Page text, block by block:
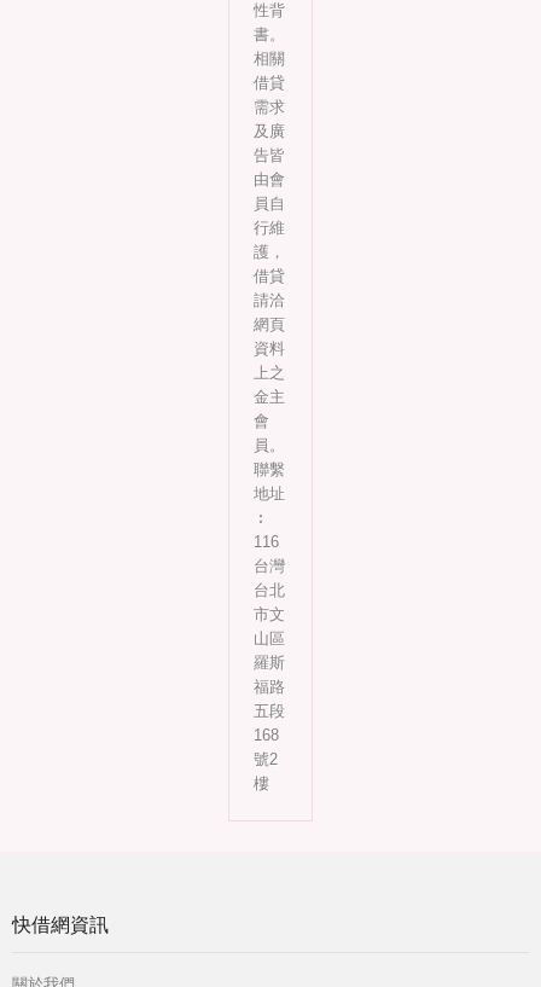
性背
書。
相關
借貸
需求
及廣
告皆
由會
員自
行維
護，
借貸
請洽
網頁
資料
上之
金主
會
員。
聯繫
地址
︰
116
台灣
台北
市文
山區
羅斯
福路
五段
168
號2
樓
快借網資訊